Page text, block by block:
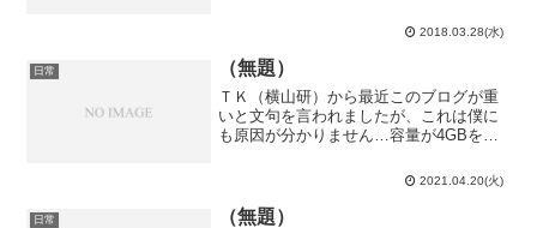
列車が滅茶苦茶増えていた事。伊勢原と
け…？小田急が複々線化して...
2018.03.28(水)
日常 （無題）
ＴＫ（横山研）から最近このブログが重
いと文句を言われましたが、これは僕に
も原因が分かりません…容量が4GBを超
ログ内の記事同士のリンクを大量に貼っ
ているから、引っ越すに引っ越せないん
だよな…就職を機に新し...
2021.04.20(火)
日常 （無題）